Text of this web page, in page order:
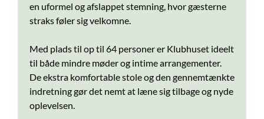
en uformel og afslappet stemning, hvor gæsterne
straks føler sig velkomne.
Med plads til op til 64 personer er Klubhuset ideelt
til både mindre møder og intime arrangementer.
De ekstra komfortable stole og den gennemtænkte
indretning gør det nemt at læne sig tilbage og nyde
oplevelsen.